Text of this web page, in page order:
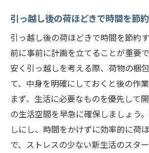
引っ越し後の荷ほどきで時間を節
引っ越し後の荷ほどきで時間を節約
前に事前に計画を立てることが重要
安く引っ越しを考える際、荷物の梱
て、中身を明確にしておくと後の作業
まず、生活に必要なものを優先して
の生活空間を早急に確保しましょう
しにし、時間をかけずに効率的に荷
で、ストレスの少ない新生活のスタ